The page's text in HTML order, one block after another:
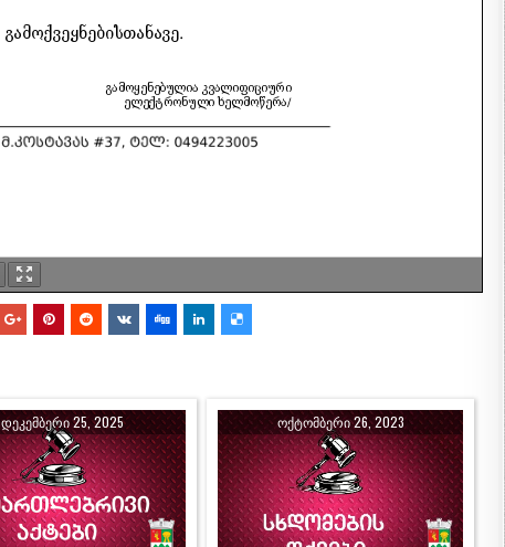
ᲓᲔᲙᲔᲛᲑᲔᲠᲘ 25, 2025 ᲝᲥᲢᲝᲛᲑᲔᲠᲘ 26, 2023